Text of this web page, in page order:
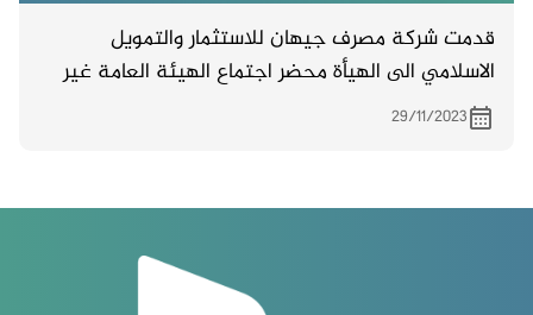
قدمت شركة مصرف جيهان للاستثمار والتمويل
الاسلامي الى الهيأة محضر اجتماع الهيئة العامة غير
المصدق المنعقد بتاريخ 18/11/ 2023.
29/11/2023